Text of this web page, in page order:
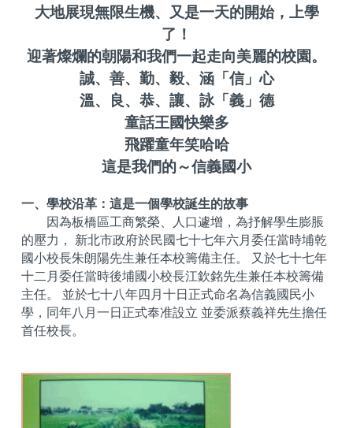
大地展現無限生機、又是一天的開始，上學
了！
迎著燦爛的朝陽和我們一起走向美麗的校園。
誠、善、勤、毅、涵「信」心
溫、良、恭、讓、詠「義」德
童話王國快樂多
飛躍童年笑哈哈
這是我們的～信義國小
一、學校沿革：這是一個學校誕生的故事
因為板橋區工商繁榮、人口遽增，為抒解學生膨脹
的壓力， 新北市政府於民國七十七年六月委任當時埔乾
國小校長朱朗陽先生兼任本校籌備主任。 又於七十七年
十二月委任當時後埔國小校長江欽銘先生兼任本校籌備
主任。 並於七十八年四月十日正式命名為信義國民小
學，同年八月一日正式奉准設立 並委派蔡義祥先生擔任
首任校長。